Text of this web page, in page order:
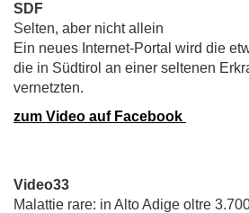
SDF
Selten, aber nicht allein
Ein neues Internet-Portal wird die
die in Südtirol an einer seltenen
vernetzten.
zum Video auf Facebook
Video33
Malattie rare: in Alto Adige oltre